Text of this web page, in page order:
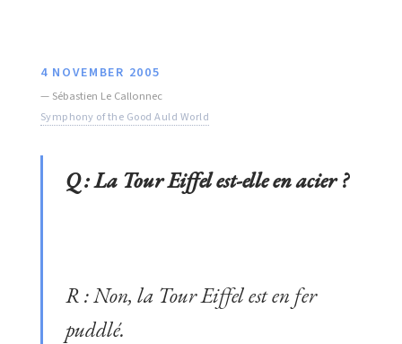
4 NOVEMBER 2005
— Sébastien Le Callonnec
Symphony of the Good Auld World
Q : La Tour Eiffel est-elle en acier ?
R : Non, la Tour Eiffel est en fer
puddlé.